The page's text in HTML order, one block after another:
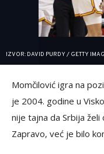
IZVOR: DAVID PURDY / GETTY
Momčilović igra na
je 2004. godine u
nije tajna da Srbija
Zapravo, već je bilo